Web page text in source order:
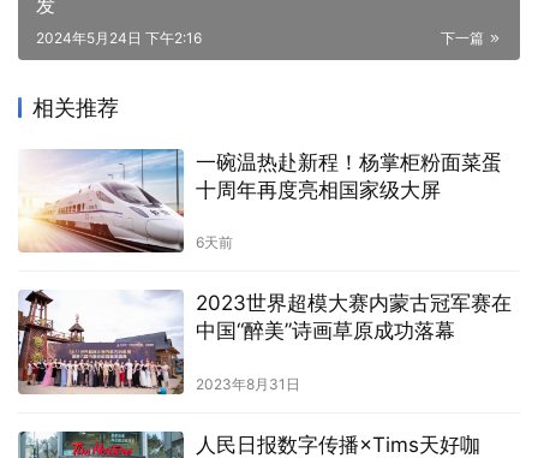
发
下一篇
2024年5月24日 下午2:16
相关推荐
一碗温热赴新程！杨掌柜粉面菜蛋
十周年再度亮相国家级大屏
6天前
2023世界超模大赛内蒙古冠军赛在
中国“醉美”诗画草原成功落幕
2023年8月31日
人民日报数字传播×Tims天好咖